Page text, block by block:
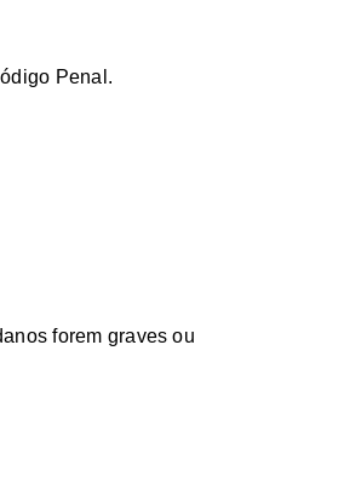
Penal.
forem graves ou